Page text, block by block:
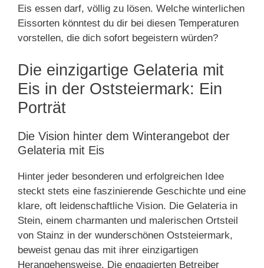
Eis essen darf, völlig zu lösen. Welche winterlichen
Eissorten könntest du dir bei diesen Temperaturen
vorstellen, die dich sofort begeistern würden?
Die einzigartige Gelateria mit
Eis in der Oststeiermark: Ein
Porträt
Die Vision hinter dem Winterangebot der
Gelateria mit Eis
Hinter jeder besonderen und erfolgreichen Idee
steckt stets eine faszinierende Geschichte und eine
klare, oft leidenschaftliche Vision. Die Gelateria in
Stein, einem charmanten und malerischen Ortsteil
von Stainz in der wunderschönen Oststeiermark,
beweist genau das mit ihrer einzigartigen
Herangehensweise. Die engagierten Betreiber